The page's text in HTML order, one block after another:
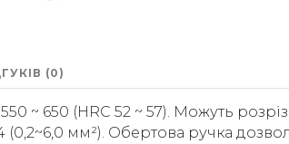
(0)
550 ~ 650 (HRC 52 ~ 57). Можуть
мм²). Обертова ручка